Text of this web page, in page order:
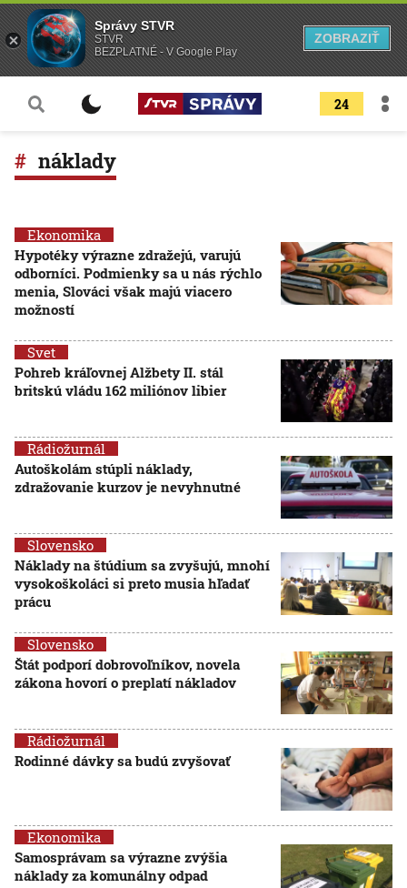
24
náklady
Ekonomika
Hypotéky výrazne zdražejú, varujú
odborníci. Podmienky sa u nás rýchlo
menia, Slováci však majú viacero
možností
Svet
Pohreb kráľovnej Alžbety II. stál
britskú vládu 162 miliónov libier
Rádiožurnál
Autoškolám stúpli náklady,
zdražovanie kurzov je nevyhnutné
Slovensko
Náklady na štúdium sa zvyšujú, mnohí
vysokoškoláci si preto musia hľadať
prácu
Slovensko
Štát podporí dobrovoľníkov, novela
zákona hovorí o preplatí nákladov
Rádiožurnál
Rodinné dávky sa budú zvyšovať
Ekonomika
Samosprávam sa výrazne zvýšia
náklady za komunálny odpad
Správy STVR
STVR
BEZPLATNÉ - V Google Play
ZOBRAZIŤ